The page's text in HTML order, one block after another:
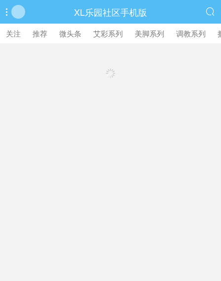
 XL乐园社区手机版 
关注 推荐 微头条 艾彩系列 美脚系列 调教系列
繁體中文版